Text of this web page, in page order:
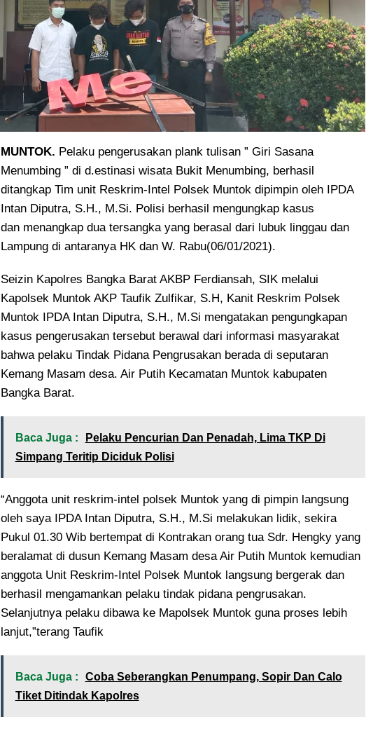
MUNTOK. Pelaku pengerusakan plank tulisan ” Giri Sasana
Menumbing ” di d.estinasi wisata Bukit Menumbing, berhasil
ditangkap Tim unit Reskrim-Intel Polsek Muntok dipimpin oleh IPDA
Intan Diputra, S.H., M.Si. Polisi berhasil mengungkap kasus
dan menangkap dua tersangka yang berasal dari lubuk linggau dan
Lampung di antaranya HK dan W. Rabu(06/01/2021).
Seizin Kapolres Bangka Barat AKBP Ferdiansah, SIK melalui
Kapolsek Muntok AKP Taufik Zulfikar, S.H, Kanit Reskrim Polsek
Muntok IPDA Intan Diputra, S.H., M.Si mengatakan pengungkapan
kasus pengerusakan tersebut berawal dari informasi masyarakat
bahwa pelaku Tindak Pidana Pengrusakan berada di seputaran
Kemang Masam desa. Air Putih Kecamatan Muntok kabupaten
Bangka Barat.
Baca Juga :
Pelaku Pencurian Dan Penadah, Lima TKP Di
Simpang Teritip Diciduk Polisi
“Anggota unit reskrim-intel polsek Muntok yang di pimpin langsung
oleh saya IPDA Intan Diputra, S.H., M.Si melakukan lidik, sekira
Pukul 01.30 Wib bertempat di Kontrakan orang tua Sdr. Hengky yang
beralamat di dusun Kemang Masam desa Air Putih Muntok kemudian
anggota Unit Reskrim-Intel Polsek Muntok langsung bergerak dan
berhasil mengamankan pelaku tindak pidana pengrusakan.
Selanjutnya pelaku dibawa ke Mapolsek Muntok guna proses lebih
lanjut,”terang Taufik
Baca Juga :
Coba Seberangkan Penumpang, Sopir Dan Calo
Tiket Ditindak Kapolres